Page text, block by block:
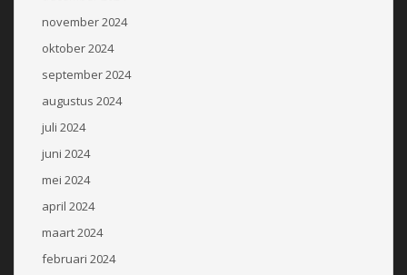
november 2024
oktober 2024
september 2024
augustus 2024
juli 2024
juni 2024
mei 2024
april 2024
maart 2024
februari 2024